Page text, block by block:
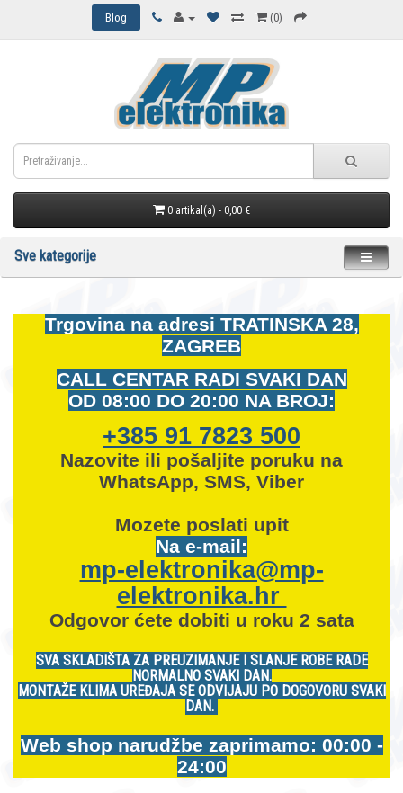
Blog (0)
0 artikal(a) - 0,00 €
Sve kategorije
Trgovina na adresi TRATINSKA 28,
ZAGREB
CALL CENTAR RADI SVAKI DAN
OD 08:00 DO 20:00 NA BROJ:
+385 91 7823 500
Nazovite ili pošaljite poruku na
WhatsApp, SMS, Viber
Mozete poslati upit
Na e-mail:
mp-elektronika@mp-
elektronika.hr
Odgovor ćete dobiti u roku 2 sata
SVA SKLADIŠTA ZA PREUZIMANJE I SLANJE ROBE RADE
NORMALNO SVAKI DAN.
MONTAŽE KLIMA UREĐAJA SE ODVIJAJU PO DOGOVORU SVAKI
DAN.
Web shop narudžbe zaprimamo: 00:00 -
24:00